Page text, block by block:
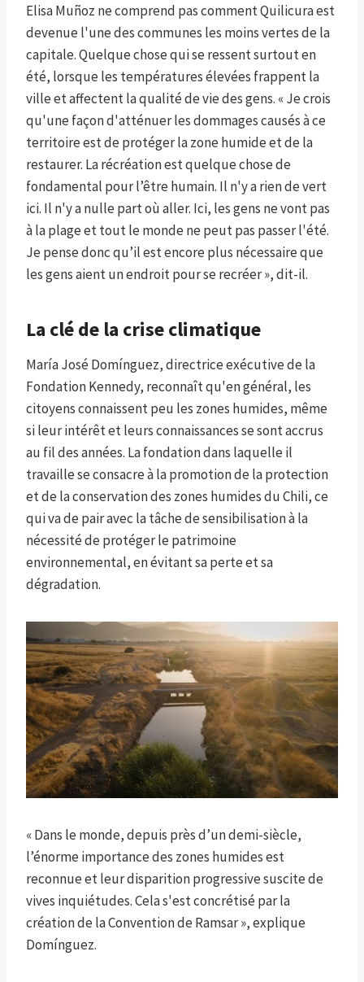
Elisa Muñoz ne comprend pas comment Quilicura est
devenue l'une des communes les moins vertes de la
capitale. Quelque chose qui se ressent surtout en
été, lorsque les températures élevées frappent la
ville et affectent la qualité de vie des gens. « Je crois
qu'une façon d'atténuer les dommages causés à ce
territoire est de protéger la zone humide et de la
restaurer. La récréation est quelque chose de
fondamental pour l’être humain. Il n'y a rien de vert
ici. Il n'y a nulle part où aller. Ici, les gens ne vont pas
à la plage et tout le monde ne peut pas passer l'été.
Je pense donc qu’il est encore plus nécessaire que
les gens aient un endroit pour se recréer », dit-il.
La clé de la crise climatique
María José Domínguez, directrice exécutive de la
Fondation Kennedy, reconnaît qu'en général, les
citoyens connaissent peu les zones humides, même
si leur intérêt et leurs connaissances se sont accrus
au fil des années. La fondation dans laquelle il
travaille se consacre à la promotion de la protection
et de la conservation des zones humides du Chili, ce
qui va de pair avec la tâche de sensibilisation à la
nécessité de protéger le patrimoine
environnemental, en évitant sa perte et sa
dégradation.
« Dans le monde, depuis près d’un demi-siècle,
l’énorme importance des zones humides est
reconnue et leur disparition progressive suscite de
vives inquiétudes. Cela s'est concrétisé par la
création de la Convention de Ramsar », explique
Domínguez.